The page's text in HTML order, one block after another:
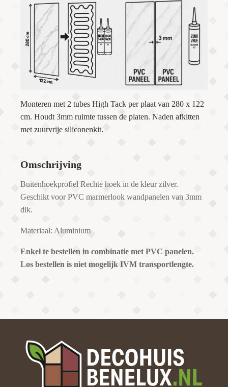
Monteren met 2 tubes High Tack per plaat van 280 x 122
cm. Houdt 3mm ruimte tussen de platen. Naden afkitten
met zuurvrije siliconenkit.
Omschrijving
Buitenhoekprofiel Rechte hoek in de kleur zilver.
Geschikt voor PVC marmerlook wandpanelen van 3mm
dik.
Materiaal: Aluminium
Enkel te bestellen in combinatie met PVC panelen.
Los bestellen is niet mogelijk IVM transportlengte.